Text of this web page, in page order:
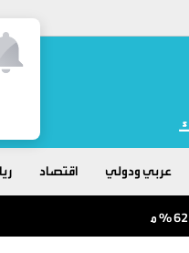
عربي ودولي اقتصاد